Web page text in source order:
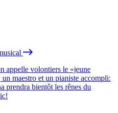
appelle volontiers le «jeune
maestro et un pianiste accompli:
prendra bientôt les rênes du